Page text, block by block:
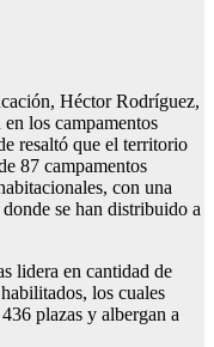
Héctor Rodríguez,
los campamentos
resaltó que el territorio
87 campamentos
con una
se han distribuido a
lidera en cantidad de
los cuales
plazas y albergan a